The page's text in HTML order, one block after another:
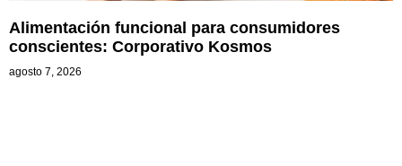
Alimentación funcional para consumidores
conscientes: Corporativo Kosmos
agosto 7, 2026